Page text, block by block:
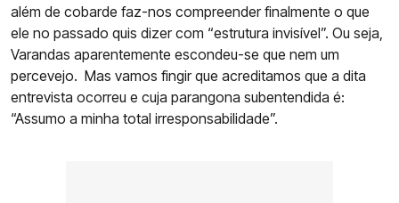
além de cobarde faz-nos compreender finalmente o que
ele no passado quis dizer com “estrutura invisível”. Ou seja,
Varandas aparentemente escondeu-se que nem um
percevejo. Mas vamos fingir que acreditamos que a dita
entrevista ocorreu e cuja parangona subentendida é:
“Assumo a minha total irresponsabilidade”.